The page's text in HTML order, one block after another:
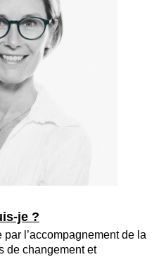
je ?
l’accompagnement de la
de changement et